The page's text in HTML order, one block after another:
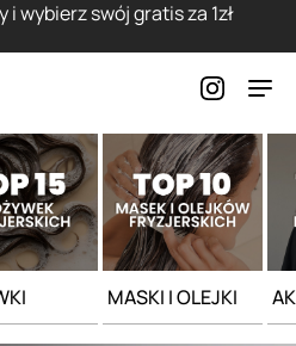
i wybierz swój gratis za 1zł
MASKI I OLEJKI